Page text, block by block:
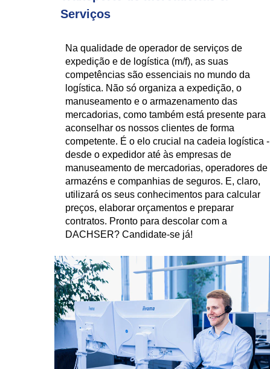
Serviços
Na qualidade de operador de serviços de
expedição e de logística (m/f), as suas
competências são essenciais no mundo da
logística. Não só organiza a expedição, o
manuseamento e o armazenamento das
mercadorias, como também está presente para
aconselhar os nossos clientes de forma
competente. É o elo crucial na cadeia logística -
desde o expedidor até às empresas de
manuseamento de mercadorias, operadores de
armazéns e companhias de seguros. E, claro,
utilizará os seus conhecimentos para calcular
preços, elaborar orçamentos e preparar
contratos. Pronto para descolar com a
DACHSER? Candidate-se já!